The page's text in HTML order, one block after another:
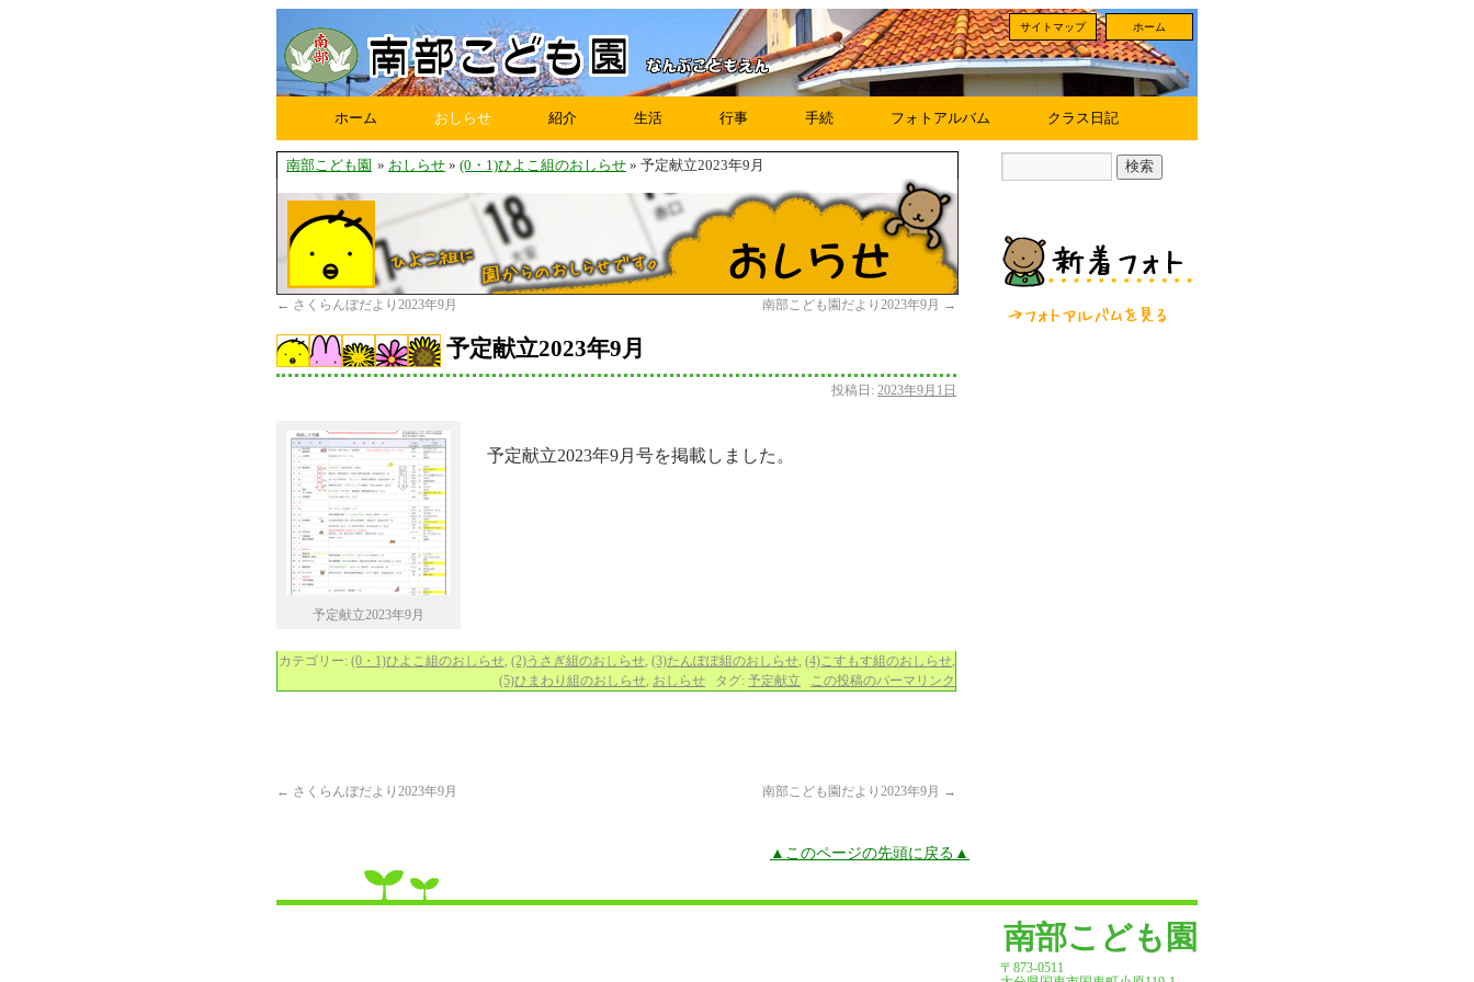
ホーム
サイトマップ
ホーム おしらせ 紹介 生活 行事 手続 フォトアルバム クラス日記
南部こども園 » おしらせ » (0・1)ひよこ組のおしらせ » 予定献立2023年9月
← さくらんぼだより2023年9月 南部こども園だより2023年9月 →
予定献立2023年9月
投稿日: 2023年9月1日
予定献立2023年9月
予定献立2023年9月号を掲載しました。
カテゴリー: (0・1)ひよこ組のおしらせ, (2)うさぎ組のおしらせ, (3)たんぽぽ組のおしらせ, (4)こすもす組のおしらせ,
(5)ひまわり組のおしらせ, おしらせ タグ: 予定献立 この投稿のパーマリンク
← さくらんぼだより2023年9月 南部こども園だより2023年9月 →
▲このページの先頭に戻る▲
南部こども園
〒873-0511